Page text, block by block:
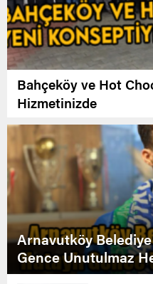
Bahçeköy ve Hot
Hizmetinizde
Arnavutköy Belediye
Gence Unutulmaz